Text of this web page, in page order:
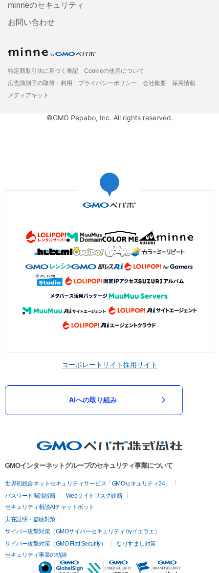
minneのセキュリティ
お問い合わせ
特定商取引法に基づく表記
Cookieの使用について
広告識別子の取得・利用
プライバシーポリシー 会社概要
採用情報
メディアキット
©GMO Pepabo, Inc. All rights reserved.
コーポレートサイト採用サイト
AIへの取り組み
GMOインターネットグループのセキュリティ事業について
世界初総合ネットセキュリティサービス「GMOセキュリティ24」
パスワード漏洩診断
Webサイトリスク診断
セキュリティ相談AIチャットボット
実在証明・盗聴対策
サイバー攻撃対策（GMOサイバーセキュリティ byイエラエ）
サイバー攻撃対策（GMO Flatt Security）
なりすまし対策
セキュリティ事業の軌跡